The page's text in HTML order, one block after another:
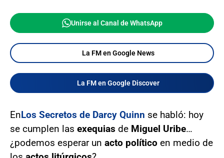
Unirse al Canal de WhatsApp
La FM en Google News
La FM en Google Discover
EnLos Secretos de Darcy Quinn se habló: hoy
se cumplen las exequias de Miguel Uribe…
¿podemos esperar un acto político en medio de